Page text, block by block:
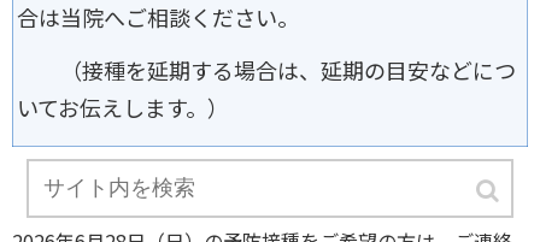
合は当院へご相談ください。
（接種を延期する場合は、延期の目安などにつ
いてお伝えします。）